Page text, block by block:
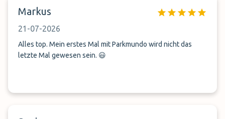
Markus
21-07-2026
Alles top. Mein erstes Mal mit Parkmundo wird nicht das
letzte Mal gewesen sein. 😃